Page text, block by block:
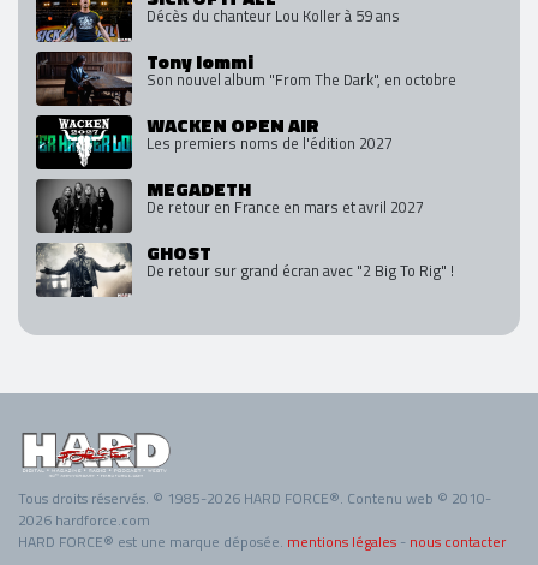
Décès du chanteur Lou Koller à 59 ans
Tony Iommi
Son nouvel album "From The Dark", en octobre
WACKEN OPEN AIR
Les premiers noms de l'édition 2027
MEGADETH
De retour en France en mars et avril 2027
GHOST
De retour sur grand écran avec "2 Big To Rig" !
Tous droits réservés. © 1985-2026 HARD FORCE®. Contenu web © 2010-
2026 hardforce.com
HARD FORCE® est une marque déposée. mentions légales - nous contacter